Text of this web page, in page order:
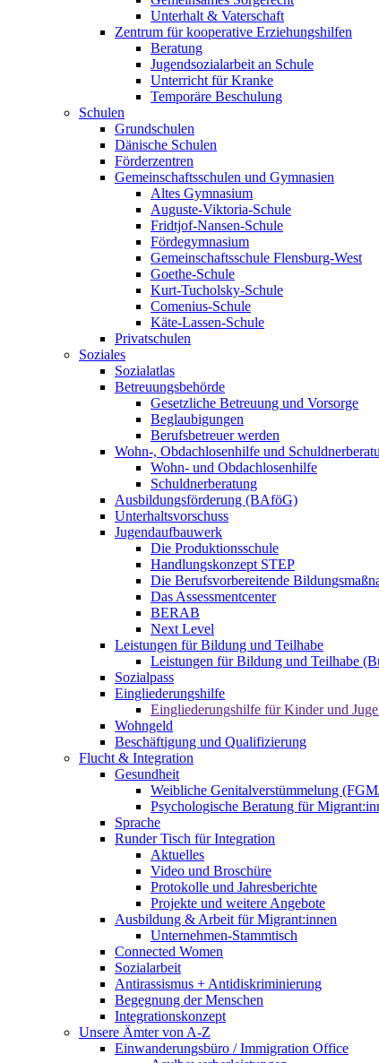
Unterhalt & Vaterschaft
Zentrum für kooperative Erziehungshilfen
Beratung
Jugendsozialarbeit an Schule
Unterricht für Kranke
Temporäre Beschulung
Schulen
Grundschulen
Dänische Schulen
Förderzentren
Gemeinschaftsschulen und Gymnasien
Altes Gymnasium
Auguste-Viktoria-Schule
Fridtjof-Nansen-Schule
Fördegymnasium
Gemeinschaftsschule Flensburg-West
Goethe-Schule
Kurt-Tucholsky-Schule
Comenius-Schule
Käte-Lassen-Schule
Privatschulen
Soziales
Sozialatlas
Betreuungsbehörde
Gesetzliche Betreuung und Vorsorge
Beglaubigungen
Berufsbetreuer werden
Wohn-, Obdachlosenhilfe und
Wohn- und Obdachlosenhilfe
Schuldnerberatung
Ausbildungsförderung (BAföG)
Unterhaltsvorschuss
Jugendaufbauwerk
Die Produktionsschule
Handlungskonzept STEP
Die Berufsvorbereitende
Das Assessmentcenter
BERAB
Next Level
Leistungen für Bildung und Teilhabe
Leistungen für Bildung und Teilhabe
Sozialpass
Eingliederungshilfe
Eingliederungshilfe für Kinder und
Wohngeld
Beschäftigung und Qualifizierung
Flucht & Integration
Gesundheit
Weibliche Genitalverstümmelung
Psychologische Beratung für
Sprache
Runder Tisch für Integration
Aktuelles
Video und Broschüre
Protokolle und Jahresberichte
Projekte und weitere Angebote
Ausbildung & Arbeit für Migrant:innen
Unternehmen-Stammtisch
Connected Women
Sozialarbeit
Antirassismus + Antidiskriminierung
Begegnung der Menschen
Integrationskonzept
Unsere Ämter von A-Z
Einwanderungsbüro / Immigration Office